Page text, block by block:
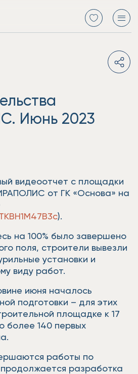
Июнь 2023
видеоотчет с площадки
от ГК «Основа» на
).
на 100% было завершено
поля, строители вывезли
установки и
виду работ.
июня началось
подготовки – для этих
площадке к 17
более 140 первых
работы по
разработка